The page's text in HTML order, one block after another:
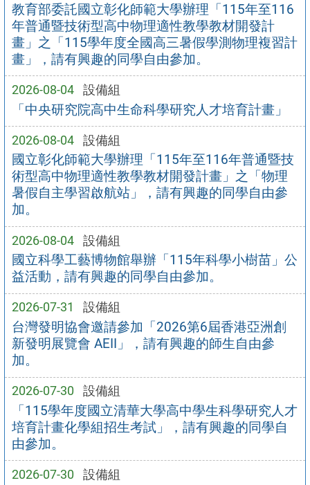
教育部委託國立彰化師範大學辦理「115年至116
年普通暨技術型高中物理適性教學教材開發計
畫」之「115學年度全國高三暑假學測物理複習計
畫」，請有興趣的同學自由參加。
2026-08-04 設備組
「中央研究院高中生命科學研究人才培育計畫」
2026-08-04 設備組
國立彰化師範大學辦理「115年至116年普通暨技
術型高中物理適性教學教材開發計畫」之「物理
暑假自主學習啟航站」，請有興趣的同學自由參
加。
2026-08-04 設備組
國立科學工藝博物館舉辦「115年科學小樹苗」公
益活動，請有興趣的同學自由參加。
2026-07-31 設備組
台灣發明協會邀請參加「2026第6屆香港亞洲創
新發明展覽會 AEII」，請有興趣的師生自由參
加。
2026-07-30 設備組
「115學年度國立清華大學高中學生科學研究人才
培育計畫化學組招生考試」，請有興趣的同學自
由參加。
2026-07-30 設備組